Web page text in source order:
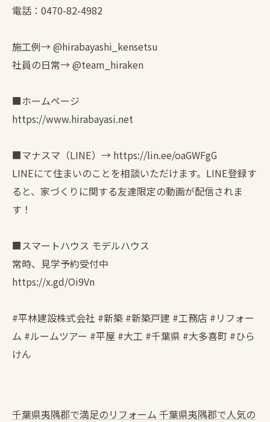
電話：0470-82-4982
施工例→ @hirabayashi_kensetsu
社員の日常→ @team_hiraken
■ホームページ
https://www.hirabayasi.net
■マナスマ（LINE）→ https://lin.ee/oaGWFgG
LINEにて住まいのことを相談いただけます。LINE登録す
ると、家づくりに関する友達限定の動画が配信されま
す！
■スマートハウス モデルハウス
常時、見学予約受付中
https://x.gd/Oi9Vn
#平林建設株式会社 #新築 #新築戸建 #工務店 #リフォー
ム #ルームツアー #平屋 #大工 #千葉県 #大多喜町 #ひら
けん
千葉県夷隅郡で満足のリフォーム 千葉県夷隅郡で人気の